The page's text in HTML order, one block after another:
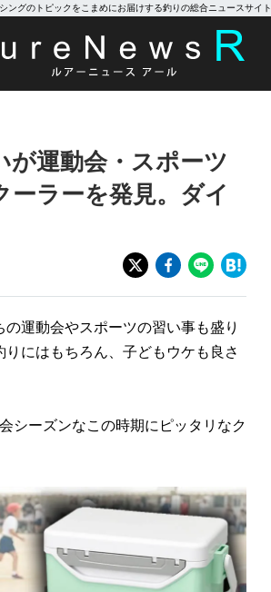
ングのトピックをこまめにお届けする釣りの総合ニュースサイト
運動会・スポーツ
ラーを発見。ダイ
運動会やスポーツの習い事も盛り
にはもちろん、子どもウケも良さ
シーズンなこの時期にピッタリなク